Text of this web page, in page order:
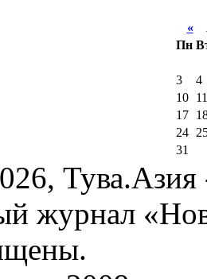
«
Пн
3
4
10
11
17
24
31
Тува.Азия
журнал